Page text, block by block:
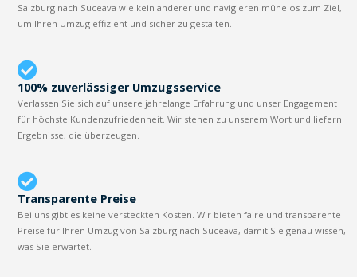
Salzburg nach Suceava wie kein anderer und navigieren mühelos zum Ziel,
um Ihren Umzug effizient und sicher zu gestalten.
100% zuverlässiger Umzugsservice
Verlassen Sie sich auf unsere jahrelange Erfahrung und unser Engagement
für höchste Kundenzufriedenheit. Wir stehen zu unserem Wort und liefern
Ergebnisse, die überzeugen.
Transparente Preise
Bei uns gibt es keine versteckten Kosten. Wir bieten faire und transparente
Preise für Ihren Umzug von Salzburg nach Suceava, damit Sie genau wissen,
was Sie erwartet.